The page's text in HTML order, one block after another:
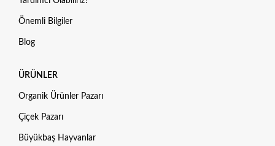
Önemli Bilgiler
Blog
ÜRÜNLER
Organik Ürünler Pazarı
Çiçek Pazarı
Büyükbaş Hayvanlar